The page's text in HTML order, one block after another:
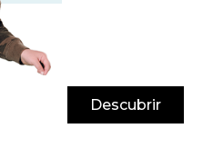
Descubrir